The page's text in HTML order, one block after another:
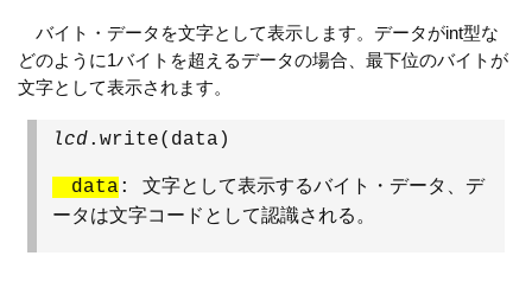
バイト・データを文字として表示します。データがint型な
どのように1バイトを超えるデータの場合、最下位のバイトが
文字として表示されます。
lcd.write(data)
data : 文字として表示するバイト・データ、デ
ータは文字コードとして認識される。